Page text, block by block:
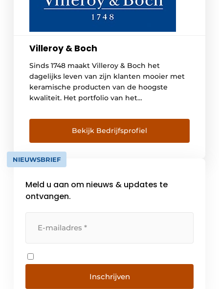
Villeroy & Boch
Sinds 1748 maakt Villeroy & Boch het
dagelijks leven van zijn klanten mooier met
keramische producten van de hoogste
kwaliteit. Het portfolio van het
sectoren Badkamer en Wellness alsook
Tafelcultuur. Villeroy&Boch staat voor
innovatiegeest, stijl en beschaving. In totaal
ontwikkelen, creëren en produceren ca.
6.900 medewerkers hoogwaardige keramiek
Bekijk Bedrijfsprofiel
NIEUWSBRIEF
Meld u aan om nieuws & updates te
ontvangen.
Inschrijven